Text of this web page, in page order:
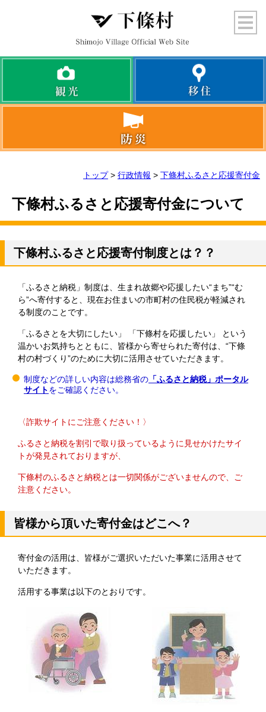
トップ> 行政情報 > 下條村ふるさと応援寄付金
下條村ふるさと応援寄付金について
下條村ふるさと応援寄付制度とは？？
「ふるさと納税」制度は、生まれ故郷や応援したい“まち”“む
ら”へ寄付すると、現在お住まいの市町村の住民税が軽減され
る制度のことです。
「ふるさとを大切にしたい」 「下條村を応援したい」 という
温かいお気持ちとともに、皆様から寄せられた寄付は、“下條
村の村づくり”のために大切に活用させていただきます。
制度などの詳しい内容は総務省の 「ふるさと納税」ポータル
サイトをご確認ください。
〈詐欺サイトにご注意ください！〉
ふるさと納税を割引で取り扱っているように見せかけたサイ
トが発見されておりますが、
下條村のふるさと納税とは一切関係がございませんので、ご
注意ください。
​皆様から頂いた寄付金はどこへ？
寄付金の活用は、皆様がご選択いただいた事業に活用させて
いただきます。
活用する事業は以下のとおりです。